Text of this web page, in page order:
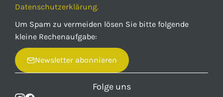
Datenschutzerklärung.
Um Spam zu vermeiden lösen Sie bitte folgende
kleine Rechenaufgabe:
Newsletter abonnieren
Folge uns